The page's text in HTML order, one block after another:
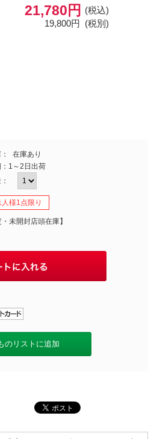
21,780円
(税込)
19,800円 (税別)
在庫あり
1～2日出荷
人様1点限り
・未開封店頭在庫】
のリストに追加